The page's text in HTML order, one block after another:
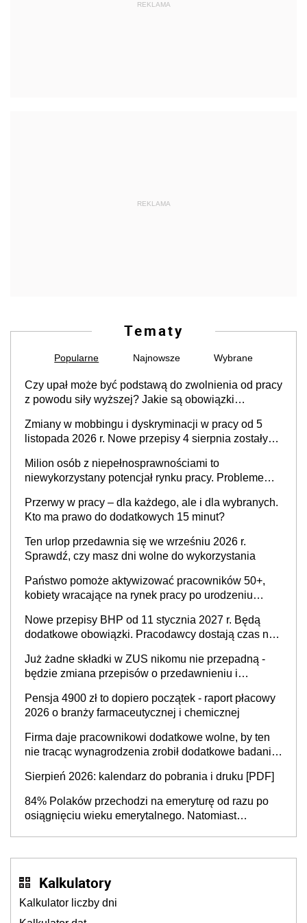
REKLAMA
REKLAMA
Tematy
Popularne Najnowsze Wybrane
Czy upał może być podstawą do zwolnienia od pracy
z powodu siły wyższej? Jakie są obowiązki
Zmiany w mobbingu i dyskryminacji w pracy od 5
listopada 2026 r. Nowe przepisy 4 sierpnia zostały
Milion osób z niepełnosprawnościami to
niewykorzystany potencjał rynku pracy. Problemem
refundacji, ale bariery po stronie systemu i
świadomości pracodawców [WYWIAD]
Przerwy w pracy – dla każdego, ale i dla wybranych.
Kto ma prawo do dodatkowych 15 minut?
Ten urlop przedawnia się we wrześniu 2026 r.
Sprawdź, czy masz dni wolne do wykorzystania
Państwo pomoże aktywizować pracowników 50+,
kobiety wracające na rynek pracy po urodzeniu
neuroatypowe. Powstanie Fundusz na rzecz
Inkluzywności w Zatrudnianiu?
Nowe przepisy BHP od 11 stycznia 2027 r. Będą
dodatkowe obowiązki. Pracodawcy dostają czas na
Już żadne składki w ZUS nikomu nie przepadną -
będzie zmiana przepisów o przedawnieniu i
Pensja 4900 zł to dopiero początek - raport płacowy
2026 o branży farmaceutycznej i chemicznej
Firma daje pracownikowi dodatkowe wolne, by ten
nie tracąc wynagrodzenia zrobił dodatkowe badania.
Sierpień 2026: kalendarz do pobrania i druku [PDF]
84% Polaków przechodzi na emeryturę od razu po
osiągnięciu wieku emerytalnego. Natomiast
gospodarki
Kalkulatory
Kalkulator liczby dni